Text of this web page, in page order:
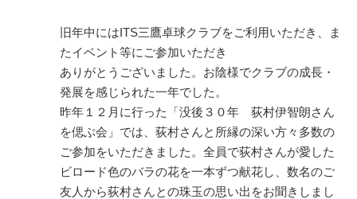
旧年中にはITS三鷹卓球クラブをご利用いただき、ま
たイベント等にご参加いただき
ありがとうございました。お陰様でクラブの成長・
発展を感じられた一年でした。
昨年１２月に行った「没後３０年 荻村伊智朗さん
を偲ぶ会」では、荻村さんと所縁の深い方々多数の
ご参加をいただきました。全員で荻村さんが愛した
ビロード色のバラの花を一本ずつ献花し、数名のご
友人から荻村さんとの珠玉の思い出をお聞きしまし